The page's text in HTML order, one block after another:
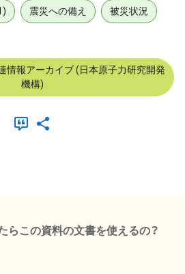
震災への備え 被災状況
情報アーカイブ (日本原子力研究開発
機構)
らこの資料の文書を使えるの？